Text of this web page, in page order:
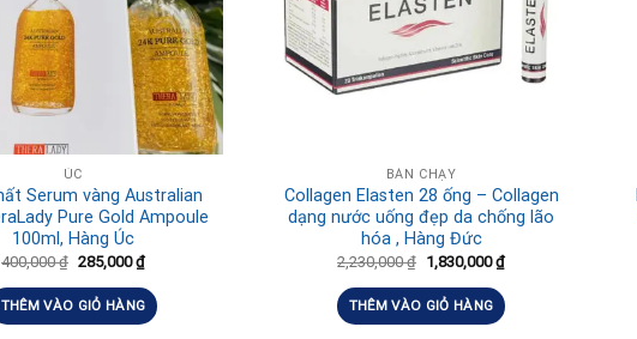
ÚC
Serum vàng Australian
Pure Gold Ampoule
100ml, Hàng Úc
400,000₫ 285,000₫
THÊM VÀO GIỎ HÀNG
BÁN CHẠY
Collagen Elasten 28 ống – Collagen
dạng nước uống đẹp da chống lão
hóa , Hàng Đức
2,230,000₫ 1,830,000₫
THÊM VÀO GIỎ HÀNG